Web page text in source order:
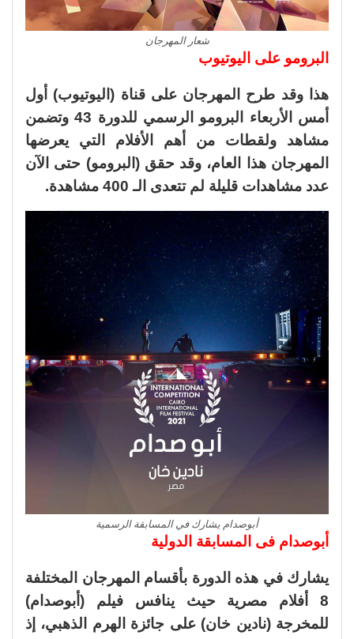
شعار المهرجان
البرومو على اليوتيوب
هذا وقد طرح المهرجان على قناة (اليوتيوب) أول
أمس الأربعاء البرومو الرسمي للدورة 43 وتضمن
مشاهد ولقطات من أهم الأفلام التي يعرضها
المهرجان هذا العام، وقد حقق (البرومو) حتى الآن
عدد مشاهدات قليلة لم تتعدى الـ 400 مشاهدة.
أبوصدام يشارك في المسابقة الرسمية
أبوصدام فى المسابقة الدولية
يشارك في هذه الدورة بأقسام المهرجان المختلفة
8 أفلام مصرية حيث ينافس فيلم (أبوصدام)
للمخرجة (نادين خان) على جائزة الهرم الذهبي، إذ